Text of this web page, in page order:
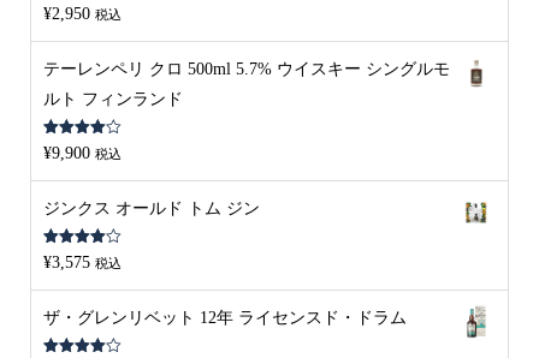
5段階中
4.00の評
価
¥2,950 税込
テーレンペリ クロ 500ml 5.7% ウイスキー シングルモ
ルト フィンランド
5段階中
4.00の評
価
¥9,900 税込
ジンクス オールド トム ジン
5段階中
4.00の評
価
¥3,575 税込
ザ・グレンリベット 12年 ライセンスド・ドラム